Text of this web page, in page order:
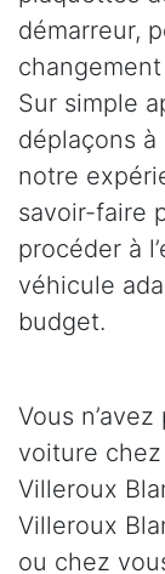
démarreur,
Sur simple
déplaçons à
notre
savoir-faire
procéder à
véhicule
budget.
Vous
voiture
Villeroux
Villeroux
ou chez